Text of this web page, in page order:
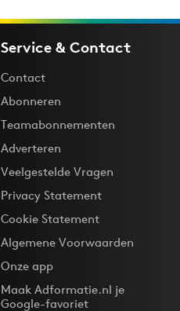
Service & Contact
Contact
Abonneren
Teamabonnementen
Adverteren
Veelgestelde Vragen
Privacy Statement
Cookie Statement
Algemene Voorwaarden
Onze app
Maak Adformatie.nl je
Google-favoriet